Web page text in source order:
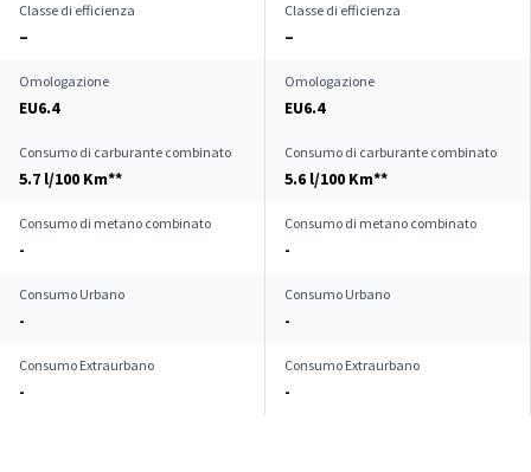
Classe di efficienza
–
Classe di efficienza
–
Omologazione
EU6.4
Omologazione
EU6.4
Consumo di carburante combinato
5.7 l/100 Km**
Consumo di carburante combinato
5.6 l/100 Km**
Consumo di metano combinato
-
Consumo di metano combinato
-
Consumo Urbano
-
Consumo Urbano
-
Consumo Extraurbano
-
Consumo Extraurbano
-